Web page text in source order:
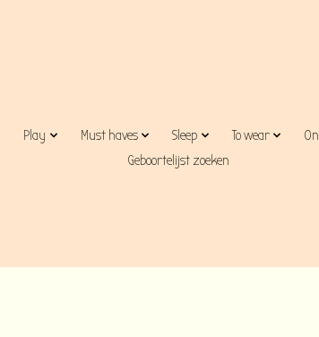
Play Must haves Sleep To wear
Geboortelijst zoeken